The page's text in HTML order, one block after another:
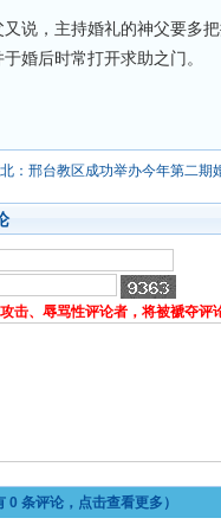
又说，主持婚礼的神父要多
于婚后时常打开求助之门。
：邢台教区成功举办今年第二期
击、辱骂性评论者，将被褫夺评
0 条评论，点击查看更多）